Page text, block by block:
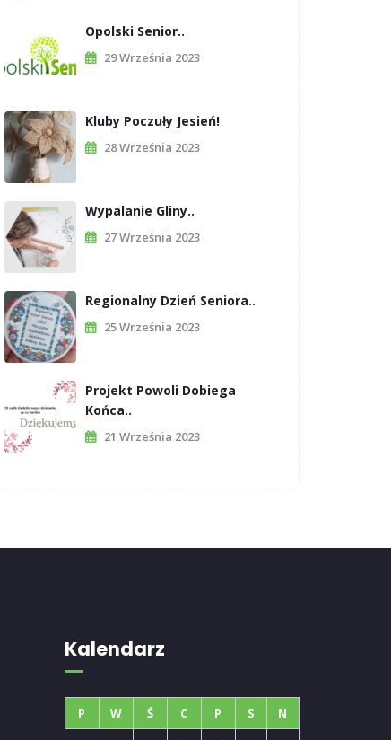
Opolski Senior..
29 Września 2023
Kluby Poczuły Jesień!
28 Września 2023
Wypalanie Gliny..
27 Września 2023
Regionalny Dzień Seniora..
25 Września 2023
Projekt Powoli Dobiega
Końca..
21 Września 2023
Kalendarz
P W Ś C P S N